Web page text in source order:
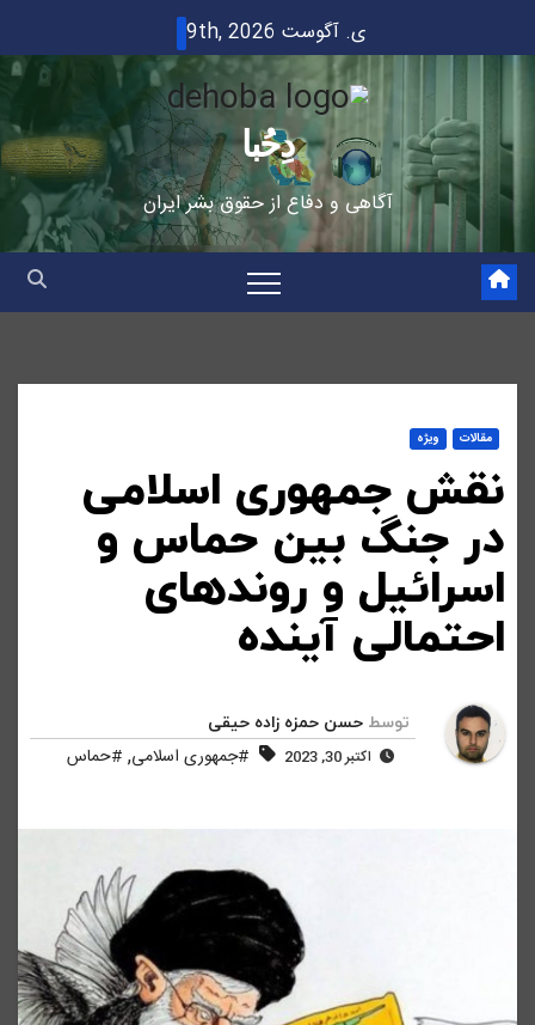
to
ی. آگوست 9th, 2026
دِحُبا
آگاهی و دفاع از حقوق بشر ایران
مقالات ویژه
نقش جمهوری اسلامی
در جنگ بین حماس و
اسرائیل و روندهای
احتمالی آینده
توسط حسن حمزه زاده حیقی
اکتبر 30, 2023 #جمهوری اسلامی, #حماس